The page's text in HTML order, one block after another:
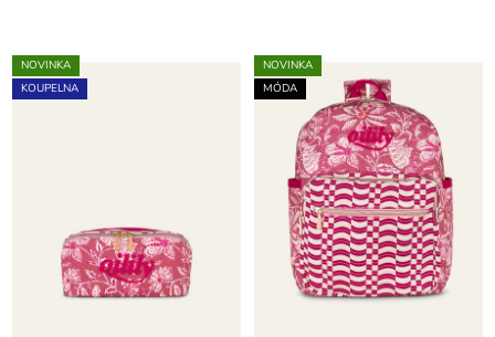
NOVINKA
KOUPELNA
NOVINKA
MÓDA